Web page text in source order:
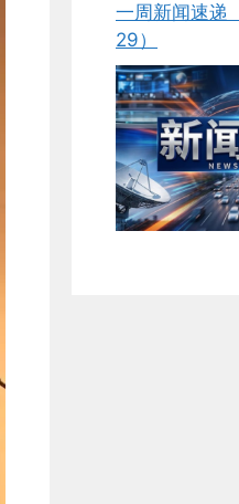
一周新闻速
29）